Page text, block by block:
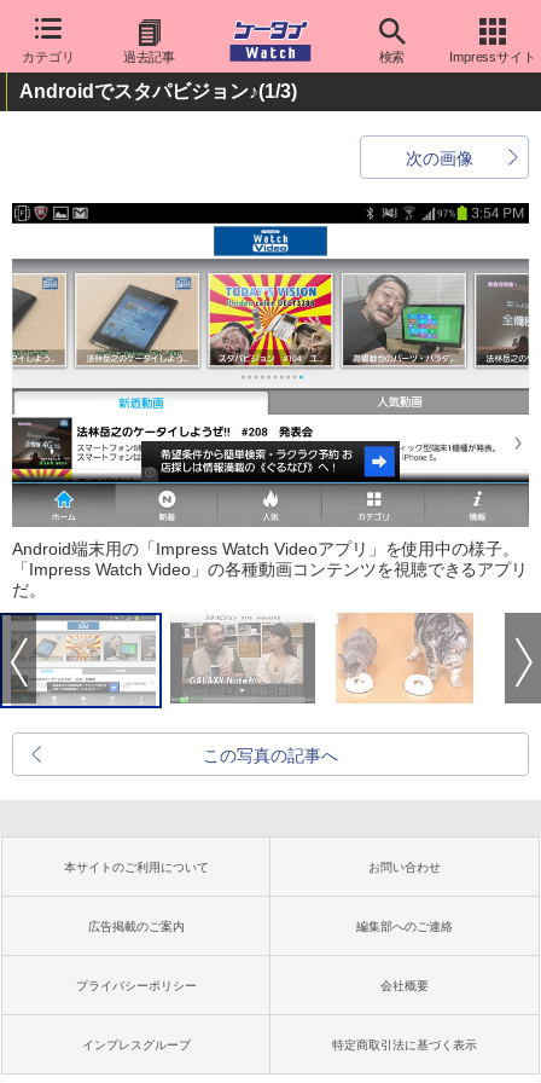
カテゴリ 過去記事 検索 Impressサイト
Androidでスタパビジョン♪(1/3)
次の画像
Android端末用の「Impress Watch Videoアプリ」を使用中の様子。
「Impress Watch Video」の各種動画コンテンツを視聴できるアプリ
だ。
この写真の記事へ
本サイトのご利用について お問い合わせ
広告掲載のご案内 編集部へのご連絡
プライバシーポリシー 会社概要
インプレスグループ 特定商取引法に基づく表示